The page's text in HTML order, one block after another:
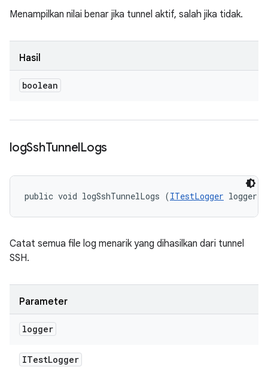
Menampilkan nilai benar jika tunnel aktif, salah jika tidak.
Hasil
boolean
logSshTunnelLogs
public void logSshTunnelLogs (ITestLogger logger)
Catat semua file log menarik yang dihasilkan dari tunnel
SSH.
Parameter
logger
ITestLogger